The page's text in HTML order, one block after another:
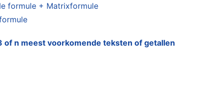
formule + Matrixformule
of n meest voorkomende teksten of getallen